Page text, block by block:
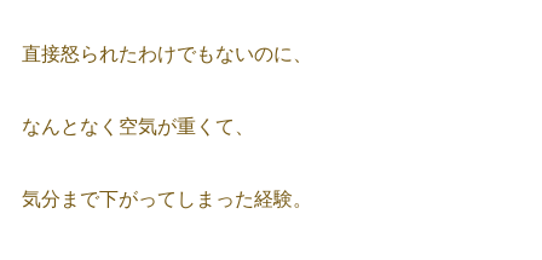
直接怒られたわけでもないのに、
なんとなく空気が重くて、
気分まで下がってしまった経験。